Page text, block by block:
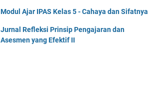
Modul Ajar IPAS Kelas 5 - Cahaya dan Sifatnya
Jurnal Refleksi Prinsip Pengajaran dan
Asesmen yang Efektif II